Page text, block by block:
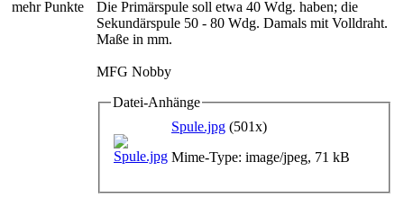
mehr Punkte
Die Primärspule soll etwa 40 Wdg. haben; die
Sekundärspule 50 - 80 Wdg. Damals mit Volldraht.
Maße in mm.
MFG Nobby
Datei-Anhänge
Spule.jpg (501x)
Mime-Type: image/jpeg, 71 kB